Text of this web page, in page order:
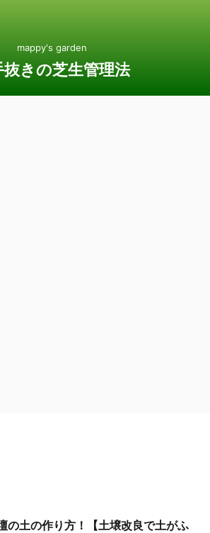
mappy's garden
抜きの芝生管理法
の土の作り方！【土壌改良で土がふ